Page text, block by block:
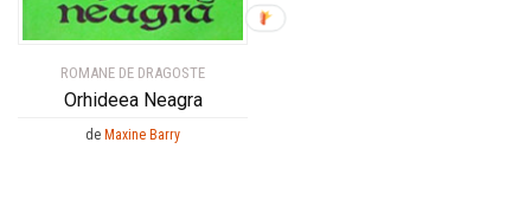
ROMANE DE DRAGOSTE
Orhideea Neagra
de Maxine Barry